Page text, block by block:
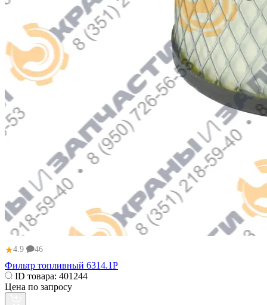
★4.9 46
Фильтр топливный 6314.1P
ID товара: 401244
Цена по запросу